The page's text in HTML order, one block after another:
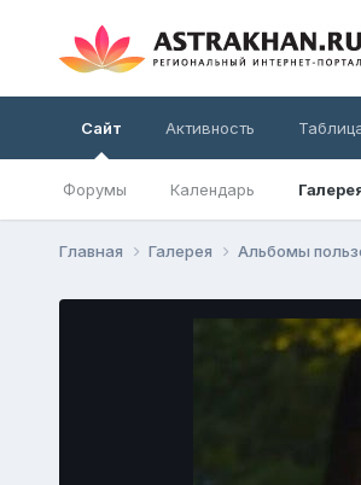
Сайт
Форумы Календарь
Активность
Главная Галерея Альбомы